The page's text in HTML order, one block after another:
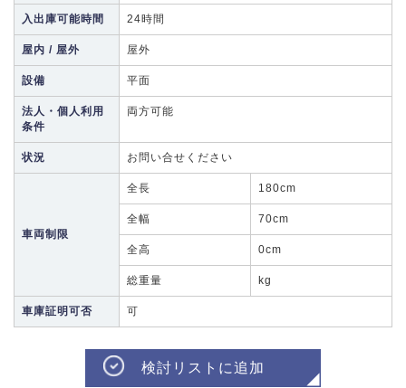
入出庫可能時間 24時間
屋内 / 屋外 屋外
設備 平面
法人・個人利用
条件
両方可能
状況 お問い合せください
車両制限
全長 180cm
全幅 70cm
全高 0cm
総重量 kg
車庫証明可否 可
検討リストに追加